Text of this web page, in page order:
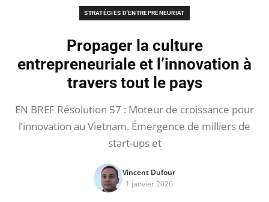
STRATÉGIES D'ENTREPRENEURIAT
Propager la culture
entrepreneuriale et l’innovation à
travers tout le pays
EN BREF Résolution 57 : Moteur de croissance pour
l’innovation au Vietnam. Émergence de milliers de
start-ups et
Vincent Dufour
1 janvier 2026